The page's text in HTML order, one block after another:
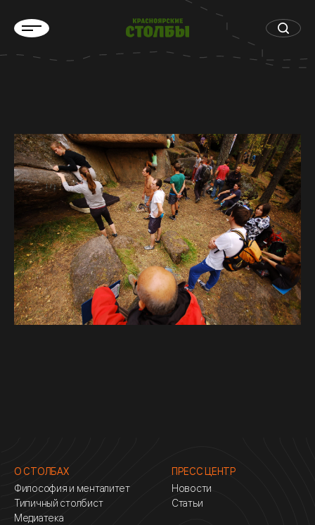
О СТОЛБАХ
Философия и менталитет
Типичный столбист
Медиатека
ПРЕСС ЦЕНТР
Новости
Статьи